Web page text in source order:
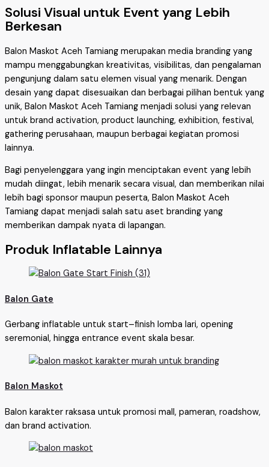
Solusi Visual untuk Event yang Lebih
Berkesan
Balon Maskot Aceh Tamiang merupakan media branding yang
mampu menggabungkan kreativitas, visibilitas, dan pengalaman
pengunjung dalam satu elemen visual yang menarik. Dengan
desain yang dapat disesuaikan dan berbagai pilihan bentuk yang
unik, Balon Maskot Aceh Tamiang menjadi solusi yang relevan
untuk brand activation, product launching, exhibition, festival,
gathering perusahaan, maupun berbagai kegiatan promosi
lainnya.
Bagi penyelenggara yang ingin menciptakan event yang lebih
mudah diingat, lebih menarik secara visual, dan memberikan nilai
lebih bagi sponsor maupun peserta, Balon Maskot Aceh
Tamiang dapat menjadi salah satu aset branding yang
memberikan dampak nyata di lapangan.
Produk Inflatable Lainnya
Balon Gate
Gerbang inflatable untuk start–finish lomba lari, opening
seremonial, hingga entrance event skala besar.
Balon Maskot
Balon karakter raksasa untuk promosi mall, pameran, roadshow,
dan brand activation.